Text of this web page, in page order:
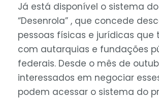
Já está disponível o sistema
“Desenrola” , que concede
pessoas físicas e jurídicas que
com autarquias e fundações
federais. Desde o mês de
interessados em negociar
podem acessar o sistema do